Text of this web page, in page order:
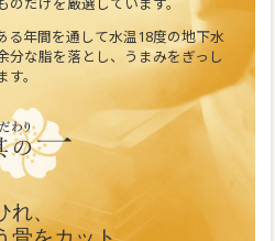
る年間を通して水温18度の地下水
分な脂を落とし、うまみをぎっし
。
、